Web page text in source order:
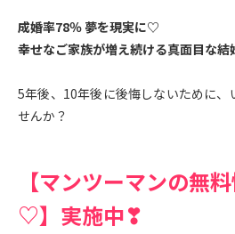
成婚率78％ 夢を現実に♡
幸せなご家族が増え続ける真面目な結
5年後、10年後に後悔しないために、
せんか？
【マンツーマンの無
♡】実施中❣